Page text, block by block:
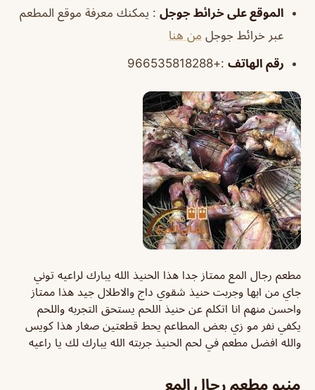
الموقع على خرائط جوجل : يمكنك معرفة موقع المطعم
عبر خرائط جوجل من هنا
رقم الهاتف :+966535818288
مطعم رجال المع ممتاز جدا هذا الحنيذ الله يبارك لراعيه توني
جاي من ابها وجربت حنيذ شقوي داج والاطلال جيد هذا ممتاز
واحسن منهم انا اتكلم عن حنيذ اللحم يستحق التجربه واللحم
يكفي نفر مو زي بعض المطاعم يحط قطعتين صغار هذا كويس
والله افضل مطعم في لحم الحنيذ جربته الله يبارك لك يا راعيه
منيو مطعم رجال المع